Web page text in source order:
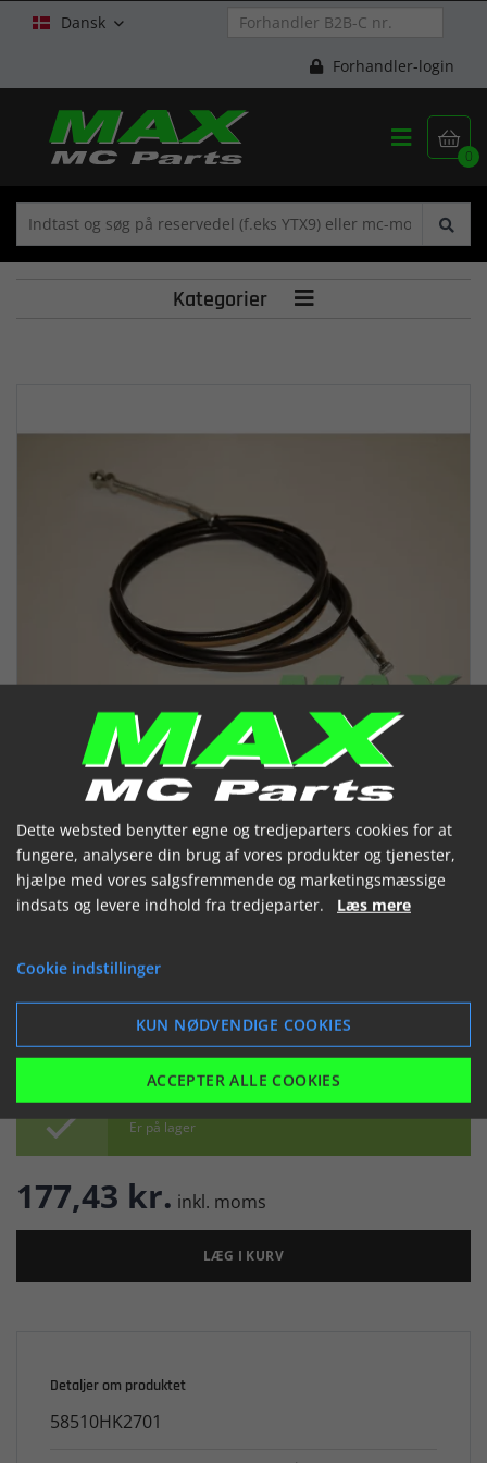
Dansk 
Forhandler-login

0

Kategorier 
Bagbremsekabel
 Er på lager
177,43 kr. inkl. moms
LÆG I KURV
Detaljer om produktet
58510HK2701
Dette websted benytter egne og tredjeparters cookies for at
fungere, analysere din brug af vores produkter og tjenester,
hjælpe med vores salgsfremmende og marketingsmæssige
indsats og levere indhold fra tredjeparter. Læs mere
Cookie indstillinger
KUN NØDVENDIGE COOKIES
ACCEPTER ALLE COOKIES